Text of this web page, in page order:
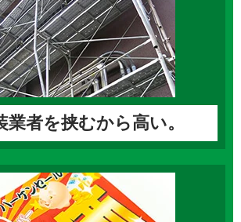
業者を挟むから高い。